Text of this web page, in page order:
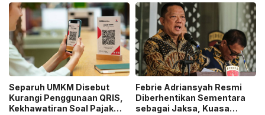
Separuh UMKM Disebut
Kurangi Penggunaan QRIS,
Kekhawatiran Soal Pajak
Febrie Adriansyah Resmi
Diberhentikan Sementara
sebagai Jaksa, Kuasa